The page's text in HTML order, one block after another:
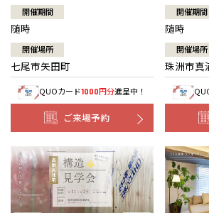
開催期間
随時
開催場所
七尾市矢田町
QUOカード1000円分進呈中！
ご来場予約
開催期間
随時
開催場所
珠洲市真